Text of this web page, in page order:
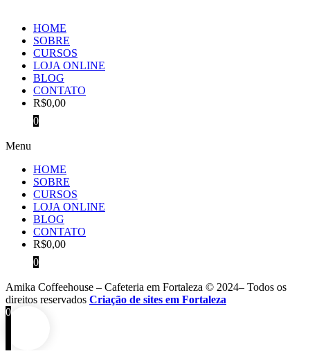
HOME
SOBRE
CURSOS
LOJA ONLINE
BLOG
CONTATO
R$0,00
0
Menu
HOME
SOBRE
CURSOS
LOJA ONLINE
BLOG
CONTATO
R$0,00
0
Amika Coffeehouse – Cafeteria em Fortaleza © 2024– Todos os
direitos reservados Criação de sites em Fortaleza
0